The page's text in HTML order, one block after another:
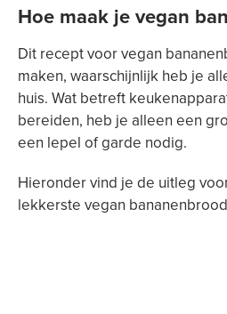
Hoe maak je vegan
Dit recept voor vegan
maken, waarschijnlijk heb je
huis. Wat betreft
bereiden, heb je alleen een
een lepel of garde nodig.
Hieronder vind je de uitleg
lekkerste vegan